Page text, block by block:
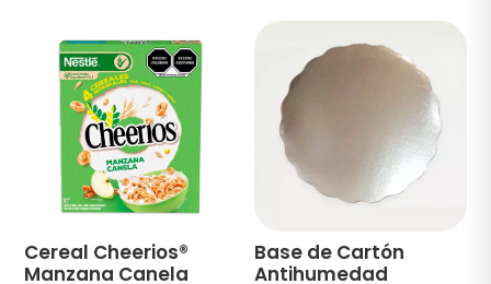
Cereal Cheerios®
Manzana Canela
Base de Cartón
Antihumedad